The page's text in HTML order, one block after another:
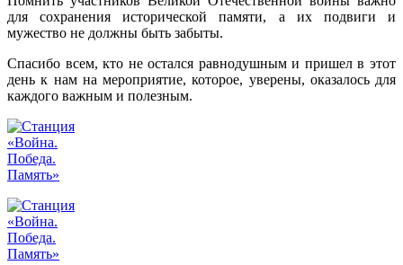
для сохранения исторической памяти, а их подвиги и
мужество не должны быть забыты.
Спасибо всем, кто не остался равнодушным и пришел в этот
день к нам на мероприятие, которое, уверены, оказалось для
каждого важным и полезным.